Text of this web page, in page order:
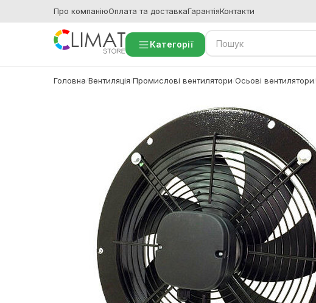
Про компаніюОплата та доставкаГарантіяКонтакти
Категорії
Головна Вентиляція Промислові вентилятори Осьові вентилятори